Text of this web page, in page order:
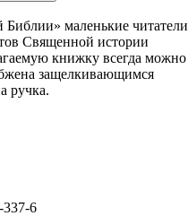
маленькие читатели
Священной истории
книжку всегда можно
защелкивающимся
ручка.
337-6